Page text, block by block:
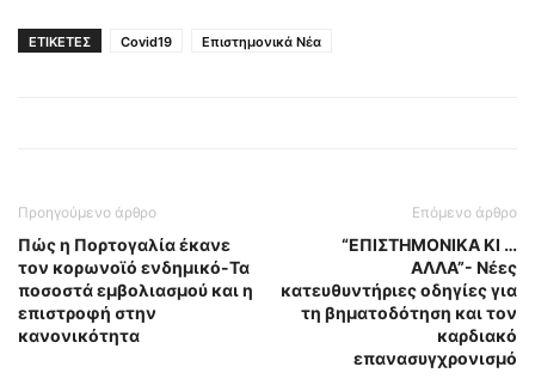
ΕΤΙΚΕΤΕΣ Covid19 Επιστημονικά Νέα
Προηγούμενο άρθρο
Πώς η Πορτογαλία έκανε
τον κορωνοϊό ενδημικό-Τα
ποσοστά εμβολιασμού και η
επιστροφή στην
κανονικότητα
Επόμενο άρθρο
“ΕΠΙΣΤΗΜΟΝΙΚΑ ΚΙ …
ΑΛΛΑ”- Νέες
κατευθυντήριες οδηγίες για
τη βηματοδότηση και τον
καρδιακό
επανασυγχρονισμό